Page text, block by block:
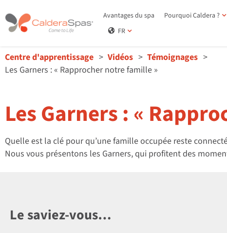
Avantages du spa Pourquoi Caldera ?
FR
Centre d'apprentissage Vidéos
Témoignages
Les Garners : « Rapprocher notre famille »
Les Garners : «
Quelle est la clé pour qu’une famille occupée reste
Nous vous présentons les Garners, qui profitent des
Le saviez-vous…